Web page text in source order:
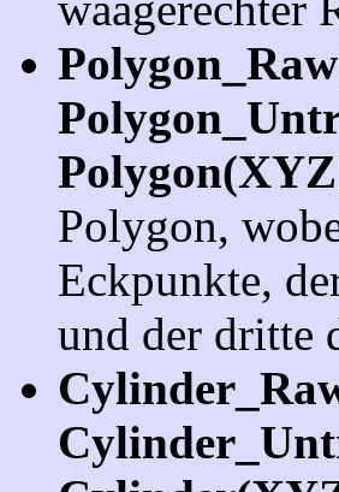
Polygon,
Eckpunkte,
und der dritte